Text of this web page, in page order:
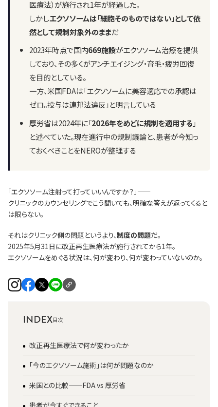
医療法）が施行され1年が経過した。
しかしエクソソームは「細胞そのものではない」として依
然として規制対象外のままだ
2023年時点で国内669施設がエクソソーム治療を提供
しており、その多くがアンチエイジング・育毛・疲労回復
を目的としている。
一方、米国FDAは「エクソソームに美容適応での承認は
ゼロ。投与は連邦法違反」と明言している
厚労省は2024年に「2026年をめどに規制を適用する 」
と述べていた。現在進行中の規制議論と、患者が今知っ
ておくべきことをNEROが整理する
「エクソソーム注射って打っていいんですか？」——
クリニックのカウンセリングでこう聞いても、明確な答えが返ってくると
は限らない。
それはクリニック側の問題というより、制度の問題だ。
2025年5月31日に改正再生医療法が施行されてから1年。
エクソソームをめぐる状況は、何が変わり、何が変わっていないのか。
INDEX
改正再生医療法で何が変わったか
「今のエクソソーム施術」は何が問題なのか
米国との比較——FDA vs 厚労省
患者が今すぐできること